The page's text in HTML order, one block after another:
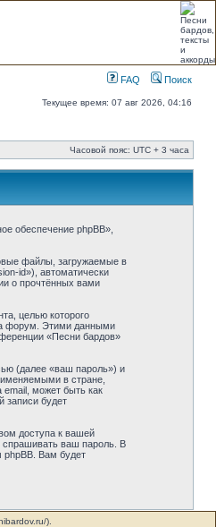
FAQ Поиск
Текущее время: 07 авг 2026, 04:16
Часовой пояс: UTC + 3 часа
обеспечение phpBB»,
файлы, загружаемые в
id»), автоматически
о прочтённых вами
целью которого
форум. Этими данными
«Песни бардов»
(далее «ваш пароль») и
в стране,
может быть как
записи будет
доступа к вашей
спрашивать ваш пароль. В
phpBB. Вам будет
).